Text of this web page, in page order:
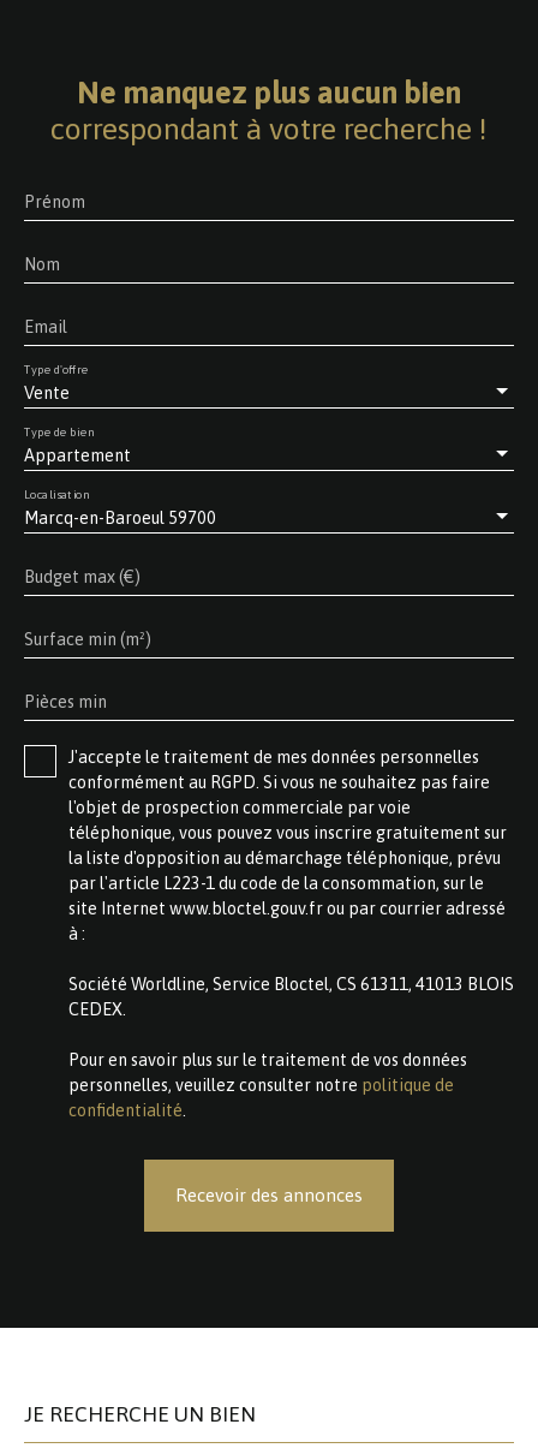
Ne manquez plus aucun bien
correspondant à votre recherche !
Prénom
Nom
Email
Vente
Type d'offre
Appartement
Type de bien
Marcq-en-Baroeul 59700
Localisation
Budget max (€)
Surface min (m²)
Pièces min
J'accepte le traitement de mes données personnelles
conformément au RGPD. Si vous ne souhaitez pas faire
l'objet de prospection commerciale par voie
téléphonique, vous pouvez vous inscrire gratuitement sur
la liste d'opposition au démarchage téléphonique, prévu
par l'article L223-1 du code de la consommation, sur le
site Internet www.bloctel.gouv.fr ou par courrier adressé
à :
Société Worldline, Service Bloctel, CS 61311, 41013 BLOIS
CEDEX.
Pour en savoir plus sur le traitement de vos données
personnelles, veuillez consulter notre politique de
confidentialité
Recevoir des annonces
JE RECHERCHE UN BIEN